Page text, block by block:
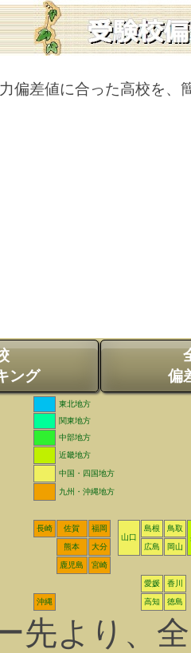
偏差値に合った高校を、
ング
偏
東北地方
関東地方
中部地方
近畿地方
中国・四国地方
九州・沖縄地方
長崎 佐賀
福岡
山口
島根
鳥取
熊本
大分 広島 岡山
鹿児島 宮崎
愛媛 香川
沖縄 高知 徳島
先より、